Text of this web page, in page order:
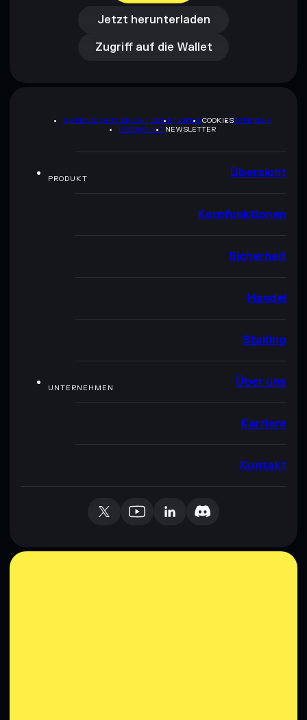
Jetzt herunterladen
Zugriff auf die Wallet
Zugriff auf die Wallet
DATENSCHUTZRICHTLINIETERMSCOOKIESSITEMAP
BRAND-KITNEWSLETTER
PRODUKT Übersicht
Kernfunktionen
Sicherheit
Handel
Staking
UNTERNEHMEN Über uns
Karriere
Kontakt